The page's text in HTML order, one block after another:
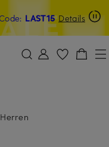
SUCHFELD ÜBERSPRINGEN
LAST15 Details
sichern